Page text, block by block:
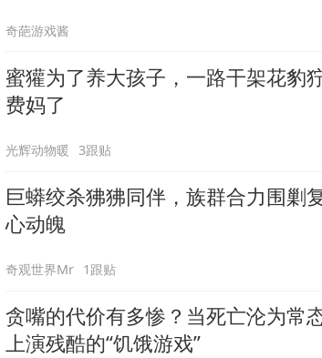
奇葩游戏酱
蜜獾为了养大孩子，一路干架花豹
费妈了
光辉动物暖 3跟贴
巨蟒绞杀狒狒同伴，族群合力围剿
心动魄
奇观世界Mr 1跟贴
贪嘴的代价有多惨？当死亡沦为常
上演残酷的“饥饿游戏”